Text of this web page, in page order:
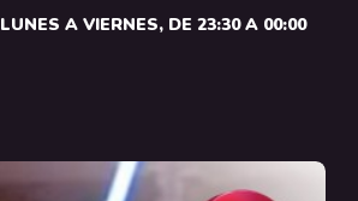
LUNES A VIERNES, DE 23:30 A 00:00